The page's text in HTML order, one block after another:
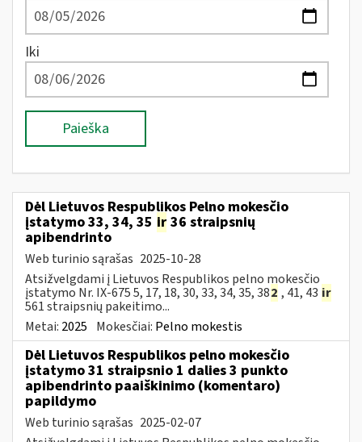
Iki
Paieška
Dėl Lietuvos Respublikos Pelno mokesčio
įstatymo 33, 34, 35 ir 36 straipsnių
apibendrinto
Web turinio sąrašas 2025-10-28
Atsižvelgdami į Lietuvos Respublikos pelno mokesčio
įstatymo Nr. IX-675 5, 17, 18, 30, 33, 34, 35, 382 , 41, 43 ir
561 straipsnių pakeitimo...
Metai: 2025 Mokesčiai: Pelno mokestis
Dėl Lietuvos Respublikos pelno mokesčio
įstatymo 31 straipsnio 1 dalies 3 punkto
apibendrinto paaiškinimo (komentaro)
papildymo
Web turinio sąrašas 2025-02-07